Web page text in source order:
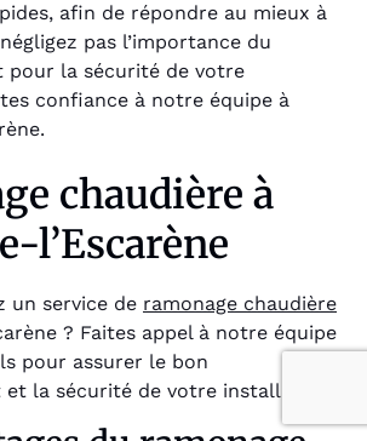
afin de répondre au mieux à
pas l’importance du
pour la sécurité de votre
confiance à notre équipe à
chaudière à
l’Escarène
un service de ramonage chaudière
? Faites appel à notre équipe
pour assurer le bon
la sécurité de votre installation.